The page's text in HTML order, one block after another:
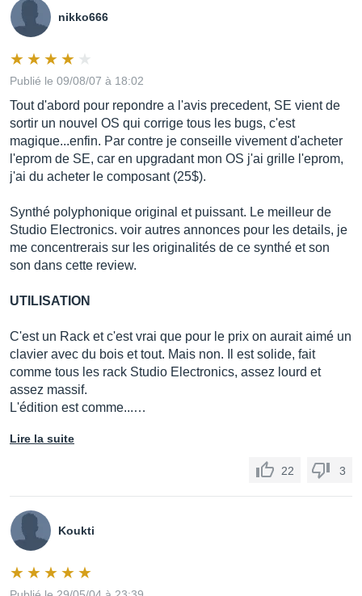
nikko666
Publié le 09/08/07 à 18:02
Tout d'abord pour repondre a l'avis precedent, SE vient de
sortir un nouvel OS qui corrige tous les bugs, c'est
magique...enfin. Par contre je conseille vivement d'acheter
l'eprom de SE, car en upgradant mon OS j'ai grille l'eprom,
j'ai du acheter le composant (25$).
Synthé polyphonique original et puissant. Le meilleur de
Studio Electronics. voir autres annonces pour les details, je
me concentrerais sur les originalités de ce synthé et son
son dans cette review.
UTILISATION
C'est un Rack et c'est vrai que pour le prix on aurait aimé un
clavier avec du bois et tout. Mais non. Il est solide, fait
comme tous les rack Studio Electronics, assez lourd et
assez massif.
L'édition est comme...…
Lire la suite
22 3
Koukti